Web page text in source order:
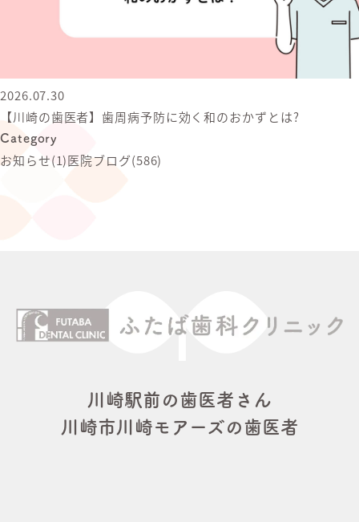
2026.07.30
【川崎の歯医者】歯周病予防に効く和のおかずとは?
Category
お知らせ(1)医院ブログ(586)
川崎駅前の歯医者さん
川崎市川崎モアーズの歯医者